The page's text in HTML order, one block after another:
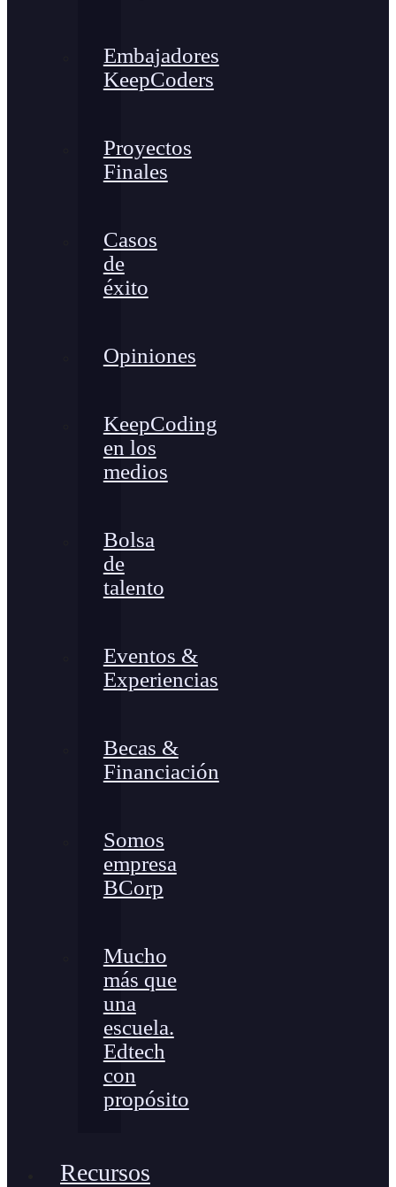
Embajadores
KeepCoders
Proyectos
Finales
Casos
de
éxito
Opiniones
KeepCoding
en los
medios
Bolsa
de
talento
Eventos &
Experiencias
Becas &
Financiación
Somos
empresa
BCorp
Mucho
más que
una
escuela.
Edtech
con
propósito
Recursos